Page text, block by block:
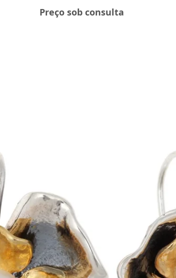
Preço sob consulta